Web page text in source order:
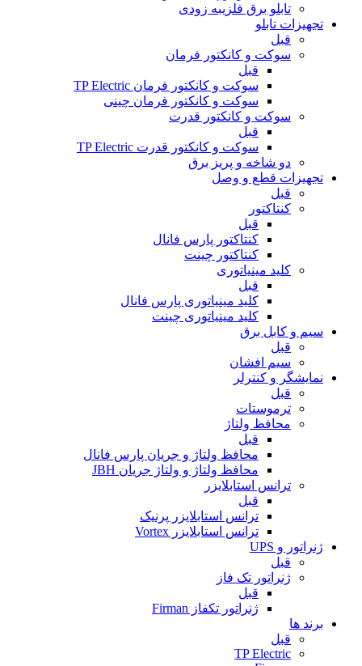
تابلو برق فلزیبه زودی
تجهیزات تابلو
قبل
سوکت و کانکتور فرمان
قبل
سوکت و کانکتور فرمان TP Electric
سوکت و کانکتور فرمان چینی
سوکت و کانکتور قدرت
قبل
سوکت و کانکتور قدرت TP Electric
دو شاخه و پریز برق
تجهیزات قطع و وصل
قبل
کنتاکتور
قبل
کنتاکتور پارس فانال
کنتاکتور چینت
کلید مینیاتوری
قبل
کلید مینیاتوری پارس فانال
کلید مینیاتوری چینت
سیم و کابل برق
قبل
سیم افشان
نمایشگر و کنترلر
قبل
ترموستات
محافظ ولتاژ
قبل
محافظ ولتاژ و جریان پارس فانال
محافظ ولتاژ و ولتاژ جریان JBH
ترانس استابلایزر
قبل
ترانس استابلایزر پرنیک
ترانس استابلایزر Vortex
ژنراتور و UPS
قبل
ژنراتور تک فاز
قبل
ژنراتور تکفاز Firman
برند ها
قبل
TP Electric